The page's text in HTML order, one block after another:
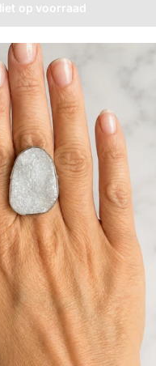
op voorraad